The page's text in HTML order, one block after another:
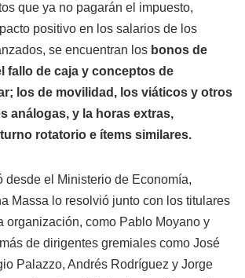
que ya no pagarán el impuesto,
positivo en los salarios de los
se encuentran los bonos de
fallo de caja y conceptos de
los de movilidad, los viáticos y otros
análogas, y la horas extras,
rotatorio e ítems similares.
desde el Ministerio de Economía,
Massa lo resolvió junto con los titulares
organización, como Pablo Moyano y
de dirigentes gremiales como José
Palazzo, Andrés Rodríguez y Jorge